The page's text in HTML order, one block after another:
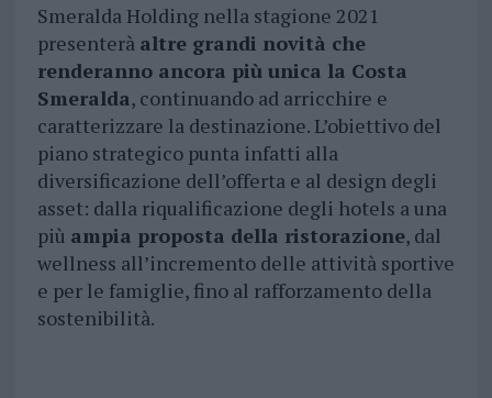
Smeralda Holding nella stagione 2021
presenterà altre grandi novità che
renderanno ancora più unica la Costa
Smeralda, continuando ad arricchire e
caratterizzare la destinazione. L’obiettivo del
piano strategico punta infatti alla
diversificazione dell’offerta e al design degli
asset: dalla riqualificazione degli hotels a una
più ampia proposta della ristorazione, dal
wellness all’incremento delle attività sportive
e per le famiglie, fino al rafforzamento della
sostenibilità.